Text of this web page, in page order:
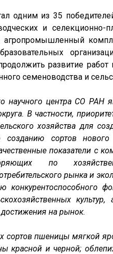
одним из 35
и
развитие
семеноводства и
научного центра СО РАН
В частности,
хозяйства для
созданию сортов
показатели с
по
рынка и
на рынок.
сортов пшеницы мягкой
красной и черной;